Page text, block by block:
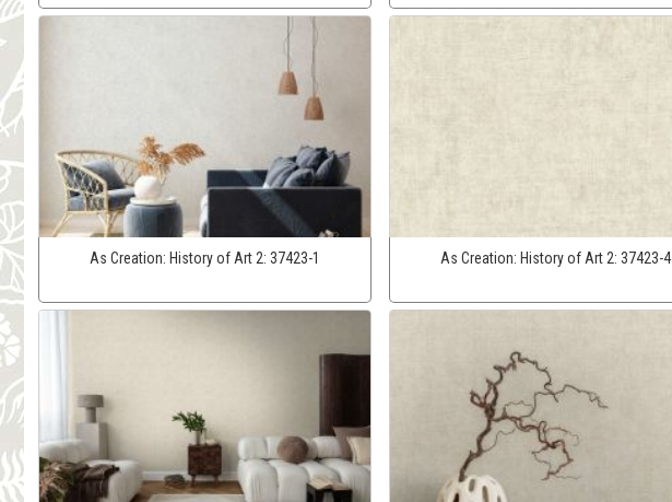
As Creation: History of Art 2: 37423-1 As Creation: History of Art 2: 37423-4